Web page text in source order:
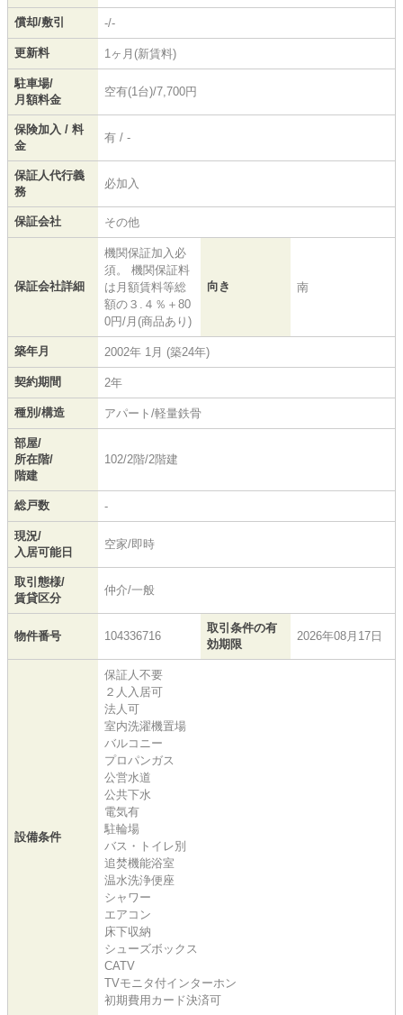
償却/敷引 -/-
更新料 1ヶ月(新賃料)
駐車場/
月額料金
空有(1台)/7,700円
保険加入 / 料
金
有 / -
保証人代行義
務
必加入
保証会社 その他
保証会社詳細
機関保証加入必
須。 機関保証料
は月額賃料等総
額の３.４％＋80
0円/月(商品あり)
向き 南
築年月 2002年 1月 (築24年)
契約期間 2年
種別/構造 アパート/軽量鉄骨
部屋/
所在階/
階建
102/2階/2階建
総戸数 -
現況/
入居可能日
空家/即時
取引態様/
賃貸区分
仲介/一般
物件番号 104336716
取引条件の有
効期限
2026年08月17日
設備条件
保証人不要
２人入居可
法人可
室内洗濯機置場
バルコニー
プロパンガス
公営水道
公共下水
電気有
駐輪場
バス・トイレ別
追焚機能浴室
温水洗浄便座
シャワー
エアコン
床下収納
シューズボックス
CATV
TVモニタ付インターホン
初期費用カード決済可